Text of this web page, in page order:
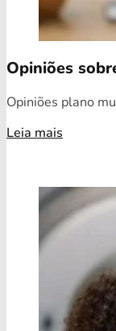
Opiniões
Opiniões plano
Leia mais